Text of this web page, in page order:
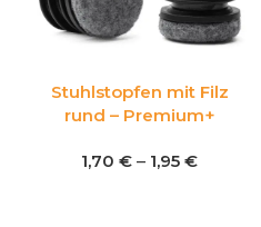
Stuhlstopfen mit Filz
rund – Premium+
1,70 € – 1,95 €